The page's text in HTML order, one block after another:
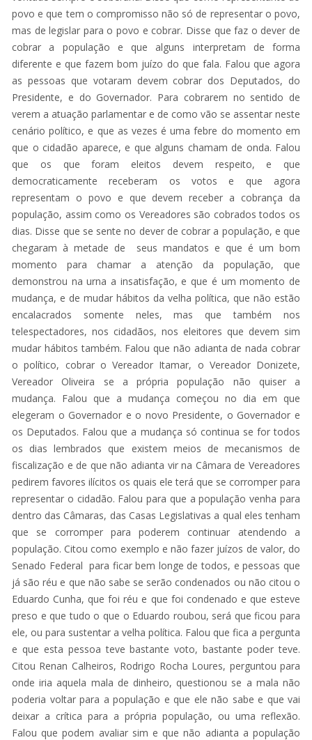
povo e que tem o compromisso não só de representar o povo,
mas de legislar para o povo e cobrar. Disse que faz o dever de
cobrar a população e que alguns interpretam de forma
diferente e que fazem bom juízo do que fala. Falou que agora
as pessoas que votaram devem cobrar dos Deputados, do
Presidente, e do Governador. Para cobrarem no sentido de
verem a atuação parlamentar e de como vão se assentar neste
cenário político, e que as vezes é uma febre do momento em
que o cidadão aparece, e que alguns chamam de onda. Falou
que os que foram eleitos devem respeito, e que
democraticamente receberam os votos e que agora
representam o povo e que devem receber a cobrança da
população, assim como os Vereadores são cobrados todos os
dias. Disse que se sente no dever de cobrar a população, e que
chegaram à metade de seus mandatos e que é um bom
momento para chamar a atenção da população, que
demonstrou na urna a insatisfação, e que é um momento de
mudança, e de mudar hábitos da velha política, que não estão
encalacrados somente neles, mas que também nos
telespectadores, nos cidadãos, nos eleitores que devem sim
mudar hábitos também. Falou que não adianta de nada cobrar
o político, cobrar o Vereador Itamar, o Vereador Donizete,
Vereador Oliveira se a própria população não quiser a
mudança. Falou que a mudança começou no dia em que
elegeram o Governador e o novo Presidente, o Governador e
os Deputados. Falou que a mudança só continua se for todos
os dias lembrados que existem meios de mecanismos de
fiscalização e de que não adianta vir na Câmara de Vereadores
pedirem favores ilícitos os quais ele terá que se corromper para
representar o cidadão. Falou para que a população venha para
dentro das Câmaras, das Casas Legislativas a qual eles tenham
que se corromper para poderem continuar atendendo a
população. Citou como exemplo e não fazer juízos de valor, do
Senado Federal para ficar bem longe de todos, e pessoas que
já são réu e que não sabe se serão condenados ou não citou o
Eduardo Cunha, que foi réu e que foi condenado e que esteve
preso e que tudo o que o Eduardo roubou, será que ficou para
ele, ou para sustentar a velha política. Falou que fica a pergunta
e que esta pessoa teve bastante voto, bastante poder teve.
Citou Renan Calheiros, Rodrigo Rocha Loures, perguntou para
onde iria aquela mala de dinheiro, questionou se a mala não
poderia voltar para a população e que ele não sabe e que vai
deixar a crítica para a própria população, ou uma reflexão.
Falou que podem avaliar sim e que não adianta a população